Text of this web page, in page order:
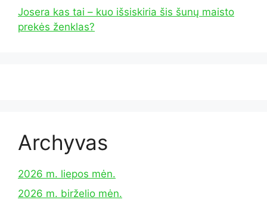
Josera kas tai – kuo išsiskiria šis šunų maisto
prekės ženklas?
Archyvas
2026 m. liepos mėn.
2026 m. birželio mėn.